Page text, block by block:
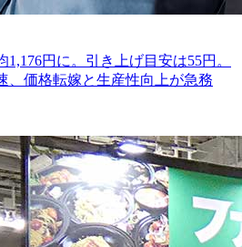
円に。引き上げ目安は55円。
、価格転嫁と生産性向上が急務